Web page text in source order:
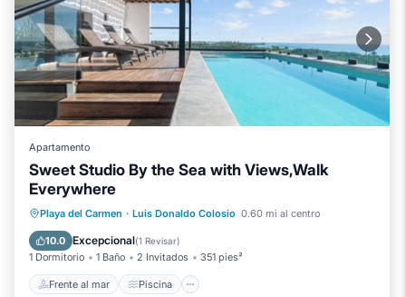
Apartamento
Sweet Studio By the Sea with Views,Walk
Everywhere
Playa del Carmen · Luis Donaldo Colosio 0.60 mi al centro
10.0 Excepcional(1 Revisar)
1 Dormitorio 1 Baño 2 Invitados 351 pies²
Frente al mar Piscina
Frente al mar Piscina
Vista al mar
Balcón/Terraza